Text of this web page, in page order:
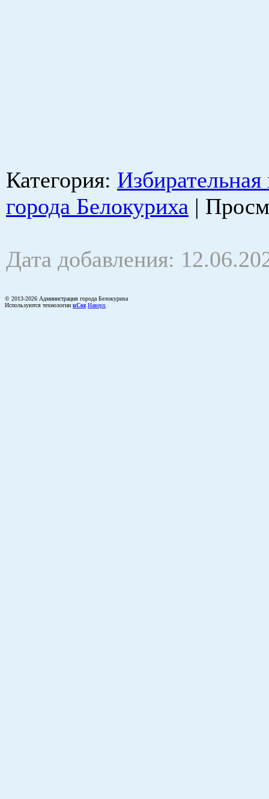
Категория: Избирательная
города Белокуриха |
Дата добавления:
© 2013-2026 Администрация города Белокуриха
Используются технологии uCoz Наверх